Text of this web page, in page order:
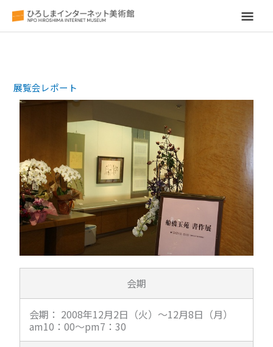
メ
メ
ニ
ュ
ー
展覧会レポート
会期
会期： 2008年12月2日（火）～12月8日（月）
am10：00～pm7：30